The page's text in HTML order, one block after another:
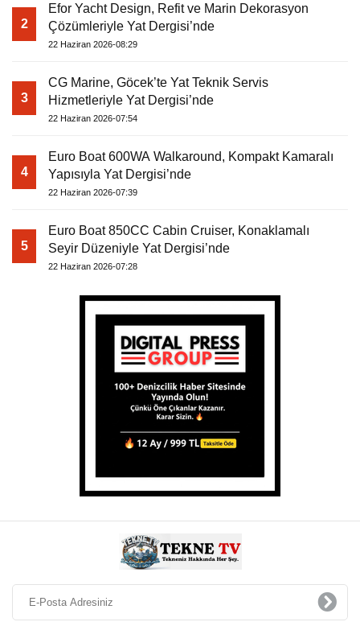
2
Efor Yacht Design, Refit ve Marin Dekorasyon
Çözümleriyle Yat Dergisi’nde
22 Haziran 2026-08:29
3
CG Marine, Göcek’te Yat Teknik Servis
Hizmetleriyle Yat Dergisi’nde
22 Haziran 2026-07:54
4
Euro Boat 600WA Walkaround, Kompakt Kamaralı
Yapısıyla Yat Dergisi’nde
22 Haziran 2026-07:39
5
Euro Boat 850CC Cabin Cruiser, Konaklamalı
Seyir Düzeniyle Yat Dergisi’nde
22 Haziran 2026-07:28